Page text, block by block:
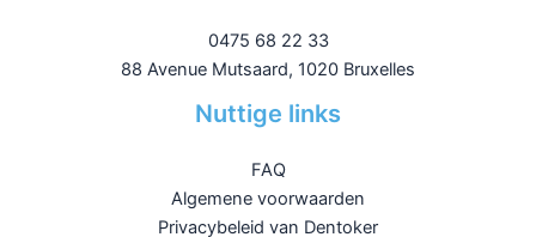
0475 68 22 33
88 Avenue Mutsaard, 1020 Bruxelles
Nuttige links
FAQ
Algemene voorwaarden
Privacybeleid van Dentoker